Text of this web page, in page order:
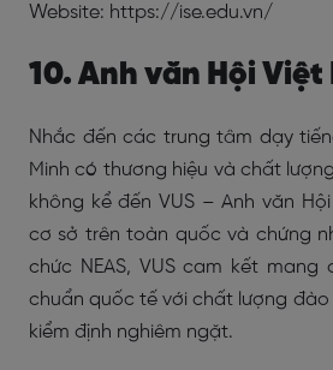
Website: https://ise.edu.vn/
10. Anh văn Hội Việt
Nhắc đến các trung tâm dạy
Minh có thương hiệu và chất
không kể đến VUS – Anh văn
cơ sở trên toàn quốc và chứng
chức NEAS, VUS cam kết mang
chuẩn quốc tế với chất lượng
kiểm định nghiêm ngặt.